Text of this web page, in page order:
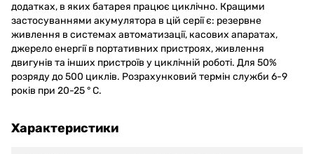
додатках, в яких батарея працює циклічно. Кращими
застосуваннями акумулятора в цій серії є: резервне
живлення в системах автоматизації, касових апаратах,
джерело енергії в портативних пристроях, живлення
двигунів та інших пристроїв у циклічній роботі. Для 50%
розряду до 500 циклів. Розрахунковий термін служби 6-9
років при 20-25 ° С.
Характеристики